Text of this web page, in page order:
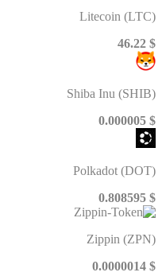
Litecoin (LTC)
$ 46.22
Shiba Inu (SHIB)
$ 0.000005
Polkadot (DOT)
$ 0.808595
Zippin (ZPN)
$ 0.0000014